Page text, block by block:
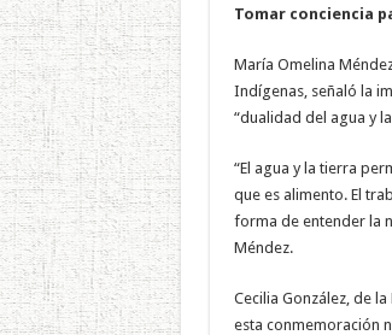
Tomar conciencia
María Omelina
Indígenas, señaló la
“dualidad del agua y
“El agua y la tierra
que es alimento. El
forma de entender la
Méndez.
Cecilia González, de
esta conmemoración